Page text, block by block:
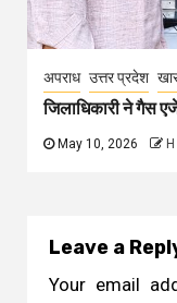
अपराध उत्तर प्रदेश
जिलाधिकारी ने गैस
May 10, 2026
Leave a
Your email